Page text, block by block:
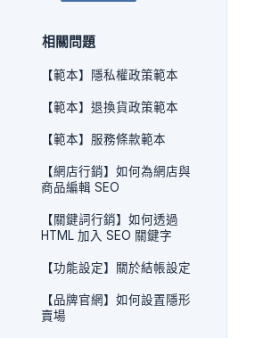
相關問題
【範本】隱私權政策範本
【範本】退換貨政策範本
【範本】服務條款範本
【網店行銷】如何為網店與
商品編輯 SEO
【關鍵詞行銷】如何透過
HTML 加入 SEO 關鍵字
【功能設定】關於結帳設定
【品牌官網】如何設置隱形
賣場